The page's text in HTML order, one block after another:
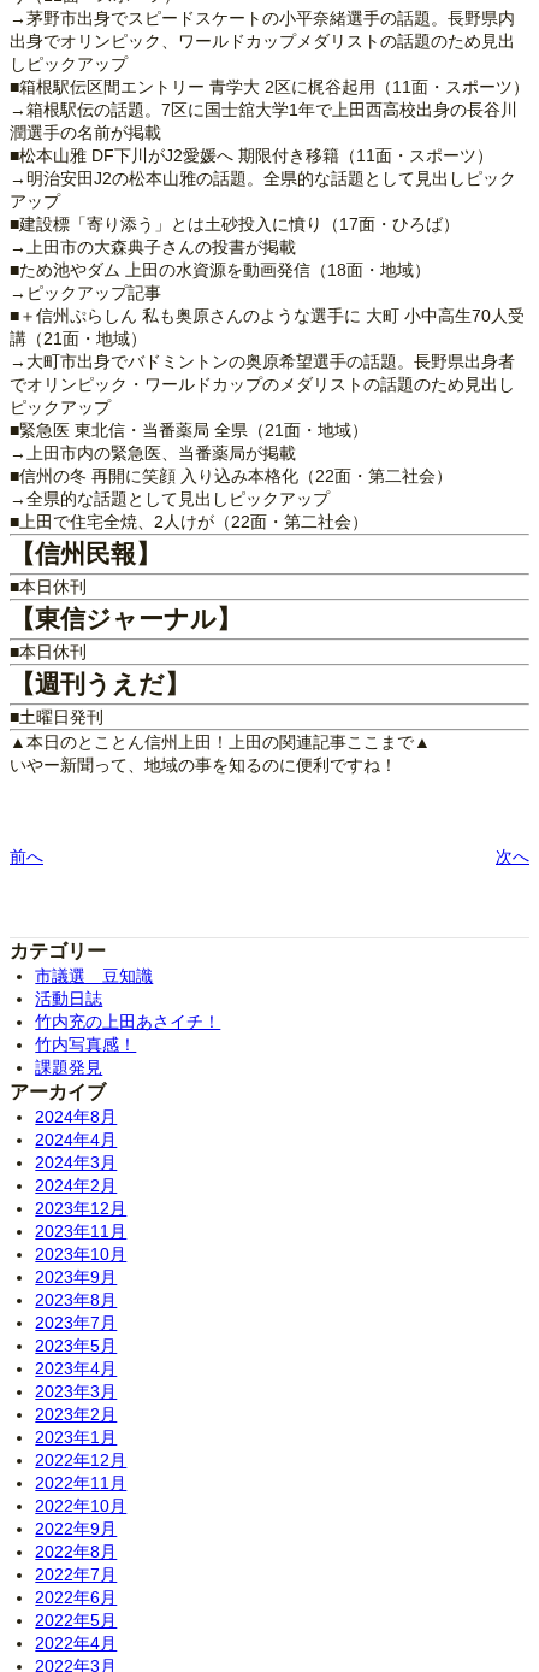
→茅野市出身でスピードスケートの小平奈緒選手の話題。長野県内
出身でオリンピック、ワールドカップメダリストの話題のため見出
しピックアップ
■箱根駅伝区間エントリー 青学大 2区に梶谷起用（11面・スポーツ）
→箱根駅伝の話題。7区に国士舘大学1年で上田西高校出身の長谷川
潤選手の名前が掲載
■松本山雅 DF下川がJ2愛媛へ 期限付き移籍（11面・スポーツ）
→明治安田J2の松本山雅の話題。全県的な話題として見出しピック
アップ
■建設標「寄り添う」とは土砂投入に憤り（17面・ひろば）
→上田市の大森典子さんの投書が掲載
■ため池やダム 上田の水資源を動画発信（18面・地域）
→ピックアップ記事
■＋信州ぷらしん 私も奥原さんのような選手に 大町 小中高生70人受
講（21面・地域）
→大町市出身でバドミントンの奥原希望選手の話題。長野県出身者
でオリンピック・ワールドカップのメダリストの話題のため見出し
ピックアップ
■緊急医 東北信・当番薬局 全県（21面・地域）
→上田市内の緊急医、当番薬局が掲載
■信州の冬 再開に笑顔 入り込み本格化（22面・第二社会）
→全県的な話題として見出しピックアップ
■上田で住宅全焼、2人けが（22面・第二社会）
【信州民報】
■本日休刊
【東信ジャーナル】
■本日休刊
【週刊うえだ】
■土曜日発刊
▲本日のとことん信州上田！上田の関連記事ここまで▲
いやー新聞って、地域の事を知るのに便利ですね！
前へ 次へ
カテゴリー
市議選 豆知識
活動日誌
竹内充の上田あさイチ！
竹内写真感！
課題発見
アーカイブ
2024年8月
2024年4月
2024年3月
2024年2月
2023年12月
2023年11月
2023年10月
2023年9月
2023年8月
2023年7月
2023年5月
2023年4月
2023年3月
2023年2月
2023年1月
2022年12月
2022年11月
2022年10月
2022年9月
2022年8月
2022年7月
2022年6月
2022年5月
2022年4月
2022年3月